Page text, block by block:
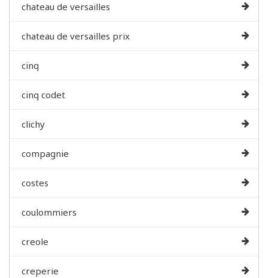
chateau de versailles
chateau de versailles prix
cinq
cinq codet
clichy
compagnie
costes
coulommiers
creole
creperie